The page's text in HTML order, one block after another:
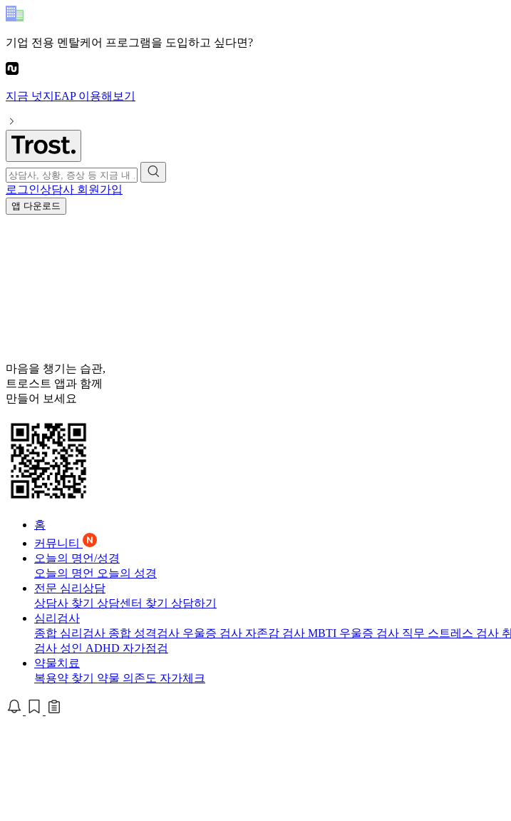
기업 전용 멘탈케어 프로그램을 도입하고 싶다면?
지금 넛지EAP이용해보기
로그인상담사 회원가입
앱 다운로드
마음을 챙기는 습관,
트로스트 앱과 함께
만들어 보세요
홈
커뮤니티
오늘의 명언/성경
오늘의 명언 오늘의 성경
전문 심리상담
상담사 찾기 상담센터 찾기 상담하기
심리검사
종합 심리검사 종합 성격검사 우울증 검사 자존감 검사 MBTI 우울증 검사 직무 스트레스 검사
검사 성인 ADHD 자가점검
약물치료
복용약 찾기 약물 의존도 자가체크